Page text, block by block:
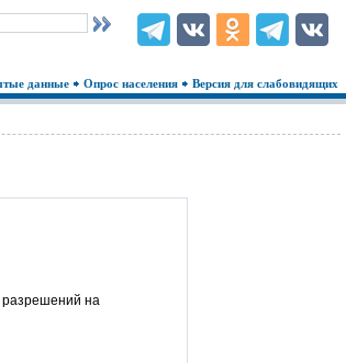
данные Опрос населения Версия для слабовидящих
разрешений на